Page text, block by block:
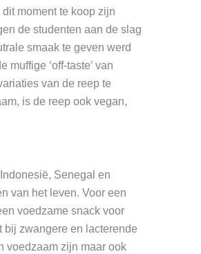
moment te koop zijn
de studenten aan de slag
smaak te geven werd
‘off-taste’ van
van de reep te
is de reep ook vegan,
Senegal en
van het leven. Voor een
voedzame snack voor
bij zwangere en lacterende
voedzaam zijn maar ook